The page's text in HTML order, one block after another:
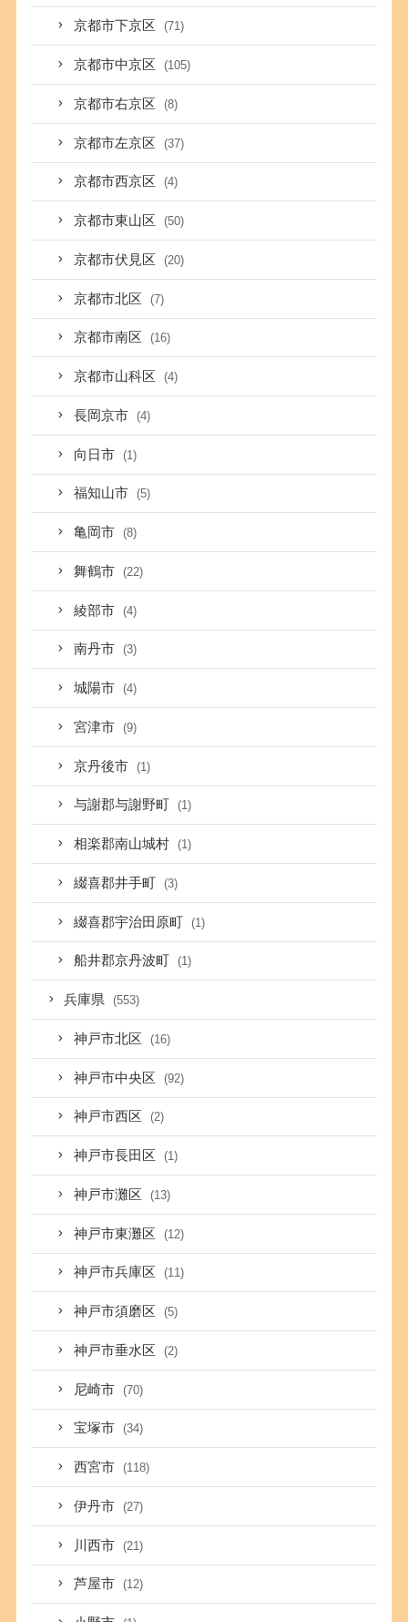
京都市下京区 (71)
京都市中京区 (105)
京都市右京区 (8)
京都市左京区 (37)
京都市西京区 (4)
京都市東山区 (50)
京都市伏見区 (20)
京都市北区 (7)
京都市南区 (16)
京都市山科区 (4)
長岡京市 (4)
向日市 (1)
福知山市 (5)
亀岡市 (8)
舞鶴市 (22)
綾部市 (4)
南丹市 (3)
城陽市 (4)
宮津市 (9)
京丹後市 (1)
与謝郡与謝野町 (1)
相楽郡南山城村 (1)
綴喜郡井手町 (3)
綴喜郡宇治田原町 (1)
船井郡京丹波町 (1)
兵庫県 (553)
神戸市北区 (16)
神戸市中央区 (92)
神戸市西区 (2)
神戸市長田区 (1)
神戸市灘区 (13)
神戸市東灘区 (12)
神戸市兵庫区 (11)
神戸市須磨区 (5)
神戸市垂水区 (2)
尼崎市 (70)
宝塚市 (34)
西宮市 (118)
伊丹市 (27)
川西市 (21)
芦屋市 (12)